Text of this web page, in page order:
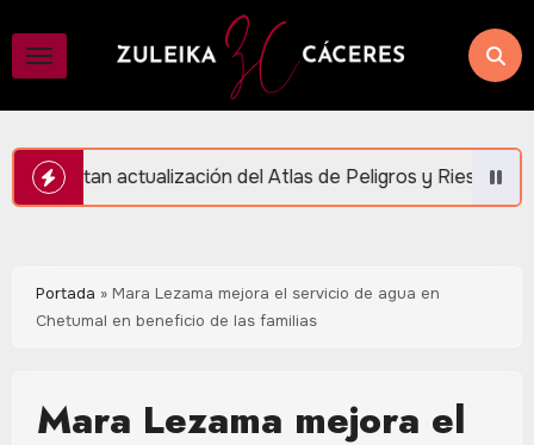
contenido
del Atlas de Peligros y Riesgos en Puerto Morelos
Portada » Mara Lezama mejora el servicio de agua en
Chetumal en beneficio de las familias
Mara Lezama mejora el